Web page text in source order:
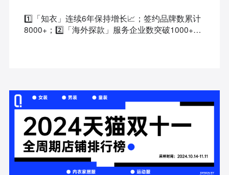
1️⃣「知衣」连续6年保持增长📈；签约品牌数累计
8000+；2️⃣「海外探款」服务企业数突破1000+；